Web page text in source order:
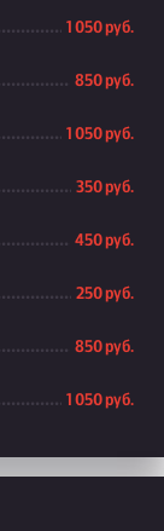
1 050 руб.
850 руб.
1 050 руб.
350 руб.
450 руб.
250 руб.
850 руб.
1 050 руб.